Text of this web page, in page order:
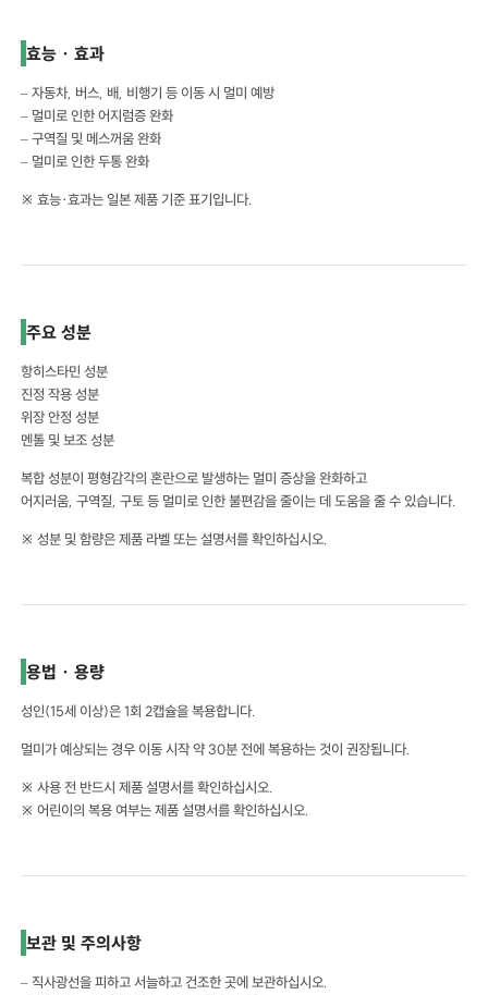
효능 · 효과
– 자동차, 버스, 배, 비행기 등 이동 시 멀미 예방
– 멀미로 인한 어지럼증 완화
– 구역질 및 메스꺼움 완화
– 멀미로 인한 두통 완화
※ 효능·효과는 일본 제품 기준 표기입니다.
주요 성분
항히스타민 성분
진정 작용 성분
위장 안정 성분
멘톨 및 보조 성분
복합 성분이 평형감각의 혼란으로 발생하는 멀미 증상을 완화하고
어지러움, 구역질, 구토 등 멀미로 인한 불편감을 줄이는 데 도움을 줄 수 있습니다.
※ 성분 및 함량은 제품 라벨 또는 설명서를 확인하십시오.
용법 · 용량
성인(15세 이상)은 1회 2캡슐을 복용합니다.
멀미가 예상되는 경우 이동 시작 약 30분 전에 복용하는 것이 권장됩니다.
※ 사용 전 반드시 제품 설명서를 확인하십시오.
※ 어린이의 복용 여부는 제품 설명서를 확인하십시오.
보관 및 주의사항
– 직사광선을 피하고 서늘하고 건조한 곳에 보관하십시오.